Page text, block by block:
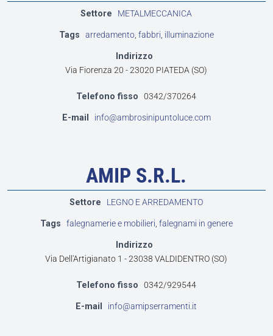
Settore METALMECCANICA
Tags arredamento, fabbri, illuminazione
Indirizzo
Via Fiorenza 20 - 23020 PIATEDA (SO)
Telefono fisso 0342/370264
E-mail info@ambrosinipuntoluce.com
AMIP S.R.L.
Settore LEGNO E ARREDAMENTO
Tags falegnamerie e mobilieri, falegnami in genere
Indirizzo
Via Dell'Artigianato 1 - 23038 VALDIDENTRO (SO)
Telefono fisso 0342/929544
E-mail info@amipserramenti.it